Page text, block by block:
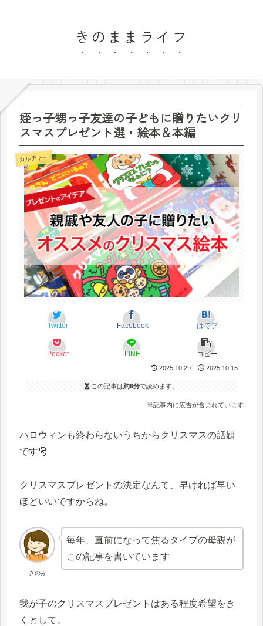
きのままライフ
姪っ子甥っ子友達の子どもに贈りたいクリ
スマスプレゼント選・絵本＆本編
カルチャー
Twitter Facebook はてブ
Pocket LINE コピー
2025.10.29 2025.10.15
この記事は約6分で読めます。
※記事内に広告が含まれています
ハロウィンも終わらないうちからクリスマスの話題
です🎅
クリスマスプレゼントの決定なんて、早ければ早い
ほどいいですからね。
きのみ
毎年、直前になって焦るタイプの母親が
この記事を書いています
我が子のクリスマスプレゼントはある程度希望をき
くとして、